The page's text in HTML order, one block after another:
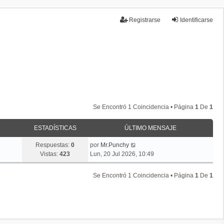
Identificarse
Registrarse
Se Encontró 1 Coincidencia • Página 1 De 1
ESTADÍSTICAS ÚLTIMO MENSAJE
Respuestas: 0
Vistas: 423
por Mr.Punchy
Lun, 20 Jul 2026, 10:49
Se Encontró 1 Coincidencia • Página 1 De 1